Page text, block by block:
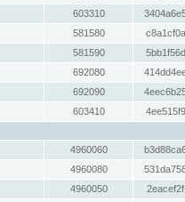
603310
581580
581590
692080
692090
603410
4960060
4960080
4960050